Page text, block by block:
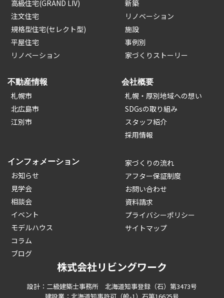
高級住宅(GRAND LIV)
注文住宅
規格型住宅(セレクト型)
平屋住宅
リノベーション
新築
リノベーション
施設
事例別
家づくりストーリー
不動産情報
札幌市
北広島市
江別市
会社概要
札幌・厚別地域への想い
SDGsの取り組み
スタッフ紹介
採用情報
インフォメーション
お知らせ
見学会
相談会
イベント
モデルハウス
コラム
ブログ
家づくりの流れ
アフター保証制度
お問い合わせ
資料請求
プライバシーポリシー
サイトマップ
株式会社リビングワーク
設計：二級建築士事務所 北海道知事登録（石）第3473号